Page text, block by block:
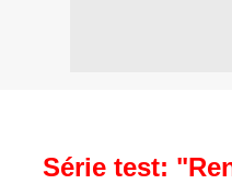
Série test: